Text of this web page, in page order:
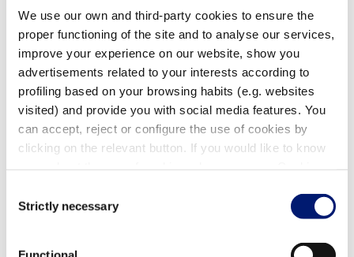
We use our own and third-party cookies to ensure the
proper functioning of the site and to analyse our services,
improve your experience on our website, show you
advertisements related to your interests according to
profiling based on your browsing habits (e.g. websites
visited) and provide you with social media features. You
can accept, reject or configure the use of cookies by
clicking on the relevant button. If you would like to know
Selection
Strictly necessary
Bei Fluidra verpflichten wir uns, die
personenbezogenen Daten nur so lange zu
verarbeiten, wie sie tatsächlich benötigt werden, damit
wir Ihnen einen hochwertigen Service anbieten
können. Daher unternehmen wir alle erforderlichen
und angemessenen Anstrengungen, um die Dauer der
Verarbeitung und die Speicherfrist der
personenbezogenen Daten zu minimieren.
dieser Richtlinie über die vorgesehene
personenbezogenen Daten.